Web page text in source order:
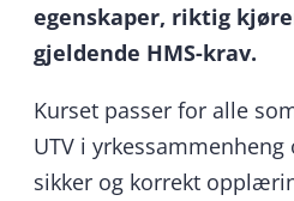
egenskaper, riktig
gjeldende HMS-krav.
Kurset passer for alle
UTV i
sikker og korrekt